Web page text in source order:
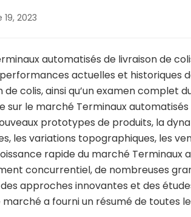
19, 2023
automatisés de livraison de
actuelles et historiques
colis, ainsi qu’un examen complet
sur le marché Terminaux automatisés
prototypes de produits, la
les variations topographiques, les
rapide du marché Terminaux
concurrentiel, de nombreuses
approches innovantes et des
marché a fourni un résumé de toutes